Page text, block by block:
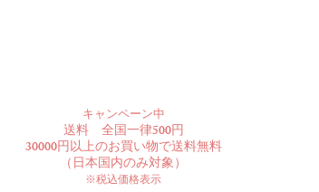
​キャンペーン中
送料 全国一律500円
30000円以上のお買い物で送料無料
​（日本国内のみ対象）
※税込価格表示